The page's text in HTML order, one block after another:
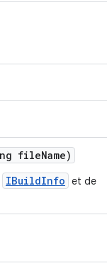
fileName)
IBuildInfo et de